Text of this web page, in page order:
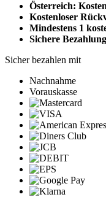
Österreich:
Kostenloser
Mindestens 1
Sichere Bezahlung
Sicher bezahlen mit
Nachnahme
Vorauskasse